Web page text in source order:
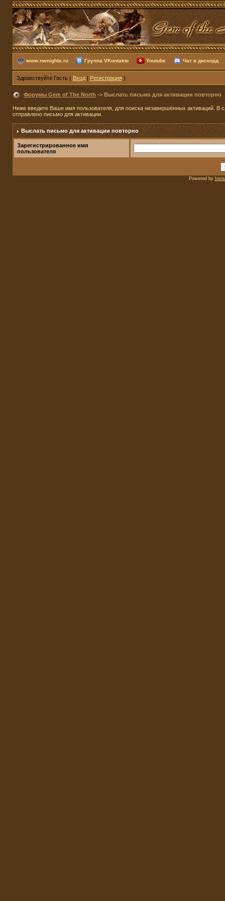
www.nwnights.ru Группа VKontakte Youtube Чат в дискорд
Здравствуйте Гость ( Вход| Регистрация)
Форумы Gem of The North -> Выслать письмо для активации повторно
Ниже введите Ваше имя пользователя, для поиска незавершённых активаций. В
отправлено письмо для активации.
Выслать письмо для активации повторно
Зарегистрированное имя
пользователя
Powered by